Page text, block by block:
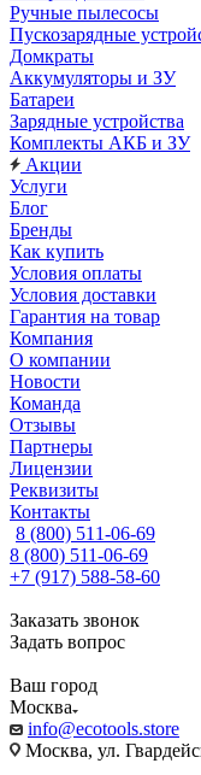
Ручные пылесосы
Пускозарядные
Домкраты
Аккумуляторы и ЗУ
Батареи
Зарядные устройства
Комплекты АКБ и ЗУ
Акции
Услуги
Блог
Бренды
Как купить
Условия оплаты
Условия доставки
Гарантия на товар
Компания
О компании
Новости
Команда
Отзывы
Партнеры
Лицензии
Реквизиты
Контакты
8 (800) 511-06-69
8 (800) 511-06-69
+7 (917) 588-58-60
Заказать звонок
Задать вопрос
Ваш город
Москва
info@ecotools.store
Москва, ул.